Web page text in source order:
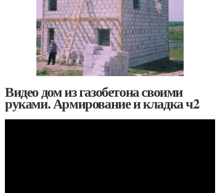
Видео дом из газобетона своими
руками. Армирование и кладка ч2